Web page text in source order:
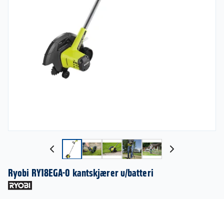
Ryobi RY18EGA-0 kantskjærer u/batteri